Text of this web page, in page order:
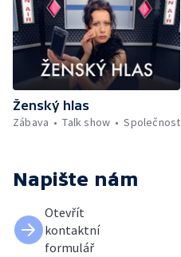
Ženský hlas
Zábava
Talk show Společnost
Napište nám
Otevřít
kontaktní
formulář